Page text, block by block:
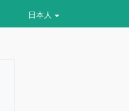
日本人